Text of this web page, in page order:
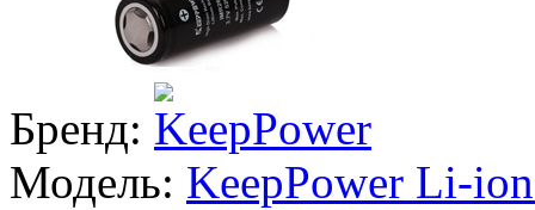
Бренд:
Модель: KeepPower Li-